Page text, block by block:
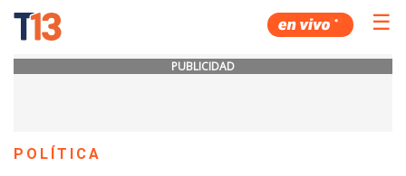
☰
PUBLICIDAD
POLÍTICA